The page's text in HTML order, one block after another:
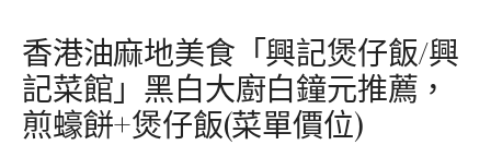
香港油麻地美食「興記煲仔飯/興
記菜館」黑白大廚白鐘元推薦，
煎蠔餅+煲仔飯(菜單價位)